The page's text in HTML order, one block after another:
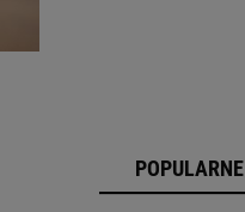
POPULARNE